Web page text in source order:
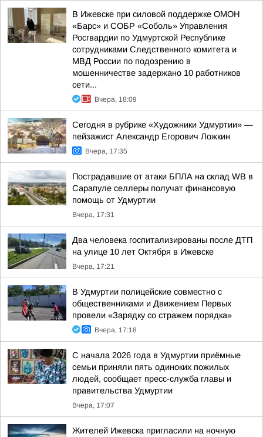
В Ижевске при силовой поддержке ОМОН
«Барс» и СОБР «Соболь» Управления
Росгвардии по Удмуртской Республике
сотрудниками Следственного комитета и
МВД России по подозрению в
мошенничестве задержано 10 работников
сети...
Вчера, 18:09
Сегодня в рубрике «Художники Удмуртии» —
пейзажист Александр Егорович Ложкин
Вчера, 17:35
Пострадавшие от атаки БПЛА на склад WB в
Сарапуле селлеры получат финансовую
помощь от Удмуртии
Вчера, 17:31
Два человека госпитализированы после ДТП
на улице 10 лет Октября в Ижевске
Вчера, 17:21
В Удмуртии полицейские совместно с
общественниками и Движением Первых
провели «Зарядку со стражем порядка»
Вчера, 17:18
С начала 2026 года в Удмуртии приёмные
семьи приняли пять одиноких пожилых
людей, сообщает пресс-служба главы и
правительства Удмуртии
Вчера, 17:07
Жителей Ижевска пригласили на ночную